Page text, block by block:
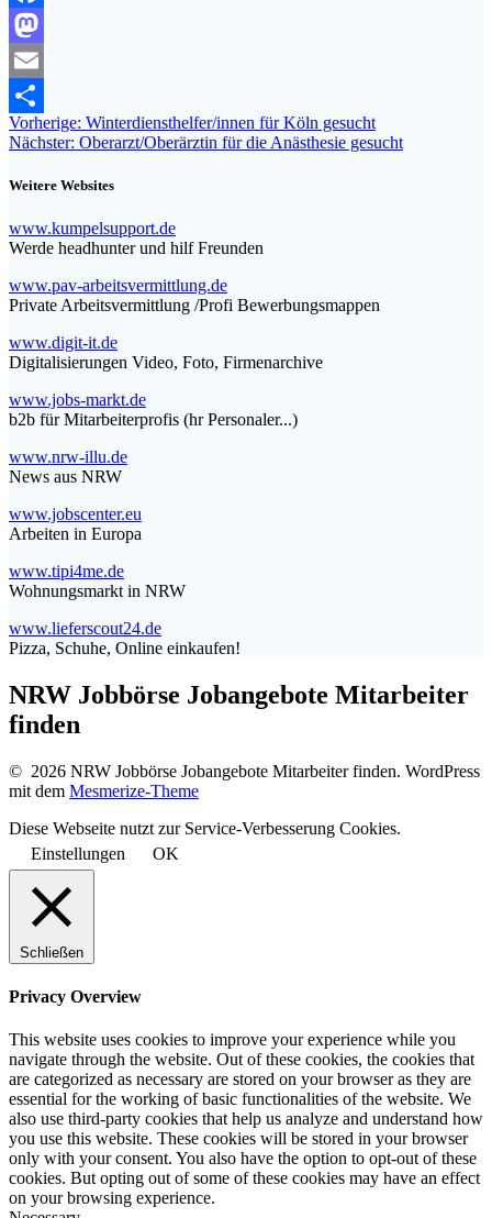
Facebook
Mastodon
Email
Teilen
Beitragsnavigation
Vorherige: Vorheriger
Beitrag:
Winterdiensthelfer/innen für Köln gesucht
Nächster: Nächster
Oberarzt/Oberärztin für die Anästhesie gesucht
Weitere Websites
www.kumpelsupport.de
Werde headhunter und hilf Freunden
www.pav-arbeitsvermittlung.de
Private Arbeitsvermittlung /Profi Bewerbungsmappen
www.digit-it.de
Digitalisierungen Video, Foto, Firmenarchive
www.jobs-markt.de
b2b für Mitarbeiterprofis (hr Personaler...)
www.nrw-illu.de
News aus NRW
www.jobscenter.eu
Arbeiten in Europa
www.tipi4me.de
Wohnungsmarkt in NRW
www.lieferscout24.de
Pizza, Schuhe, Online einkaufen!
NRW Jobbörse Jobangebote Mitarbeiter
finden
© 2026 NRW Jobbörse Jobangebote Mitarbeiter finden. WordPress
mit dem Mesmerize-Theme
Diese Webseite nutzt zur Service-Verbesserung Cookies.
Einstellungen
OK
Schließen
Privacy Overview
This website uses cookies to improve your experience while you
navigate through the website. Out of these cookies, the cookies that
are categorized as necessary are stored on your browser as they are
essential for the working of basic functionalities of the website. We
also use third-party cookies that help us analyze and understand how
you use this website. These cookies will be stored in your browser
only with your consent. You also have the option to opt-out of these
cookies. But opting out of some of these cookies may have an effect
on your browsing experience.